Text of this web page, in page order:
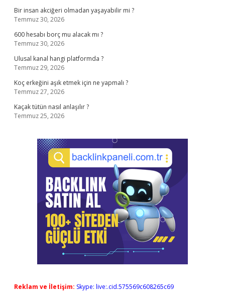
Bir insan akciğeri olmadan yaşayabilir mi ?
Temmuz 30, 2026
600 hesabı borç mu alacak mı ?
Temmuz 30, 2026
Ulusal kanal hangi platformda ?
Temmuz 29, 2026
Koç erkeğini aşık etmek için ne yapmalı ?
Temmuz 27, 2026
Kaçak tütün nasıl anlaşılır ?
Temmuz 25, 2026
Reklam ve İletişim: Skype: live:.cid.575569c608265c69